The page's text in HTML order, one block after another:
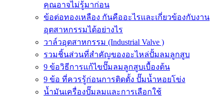
คุณอาจไม่รู้มาก่อน
ข้อต่อทองเหลือง กันคืออะไรและเกี่ยวข้องกับงาน
อุตสาหกรรมได้อย่างไร
วาล์วอุตสาหกรรม (Industrial Valve )
รวมชิ้นส่วนที่สำคัญของอะไหล่ปั้มลมลูกสูบ
9 ข้อวิธีการแก้ไขปั๊มลมลูกสูบเบื้องต้น
9 ข้อ ที่ควรรู้ก่อนการติดตั้ง ปั๊มน้ำหอยโข่ง
น้ำมันเครื่องปั๊มลมและการเลือกใช้